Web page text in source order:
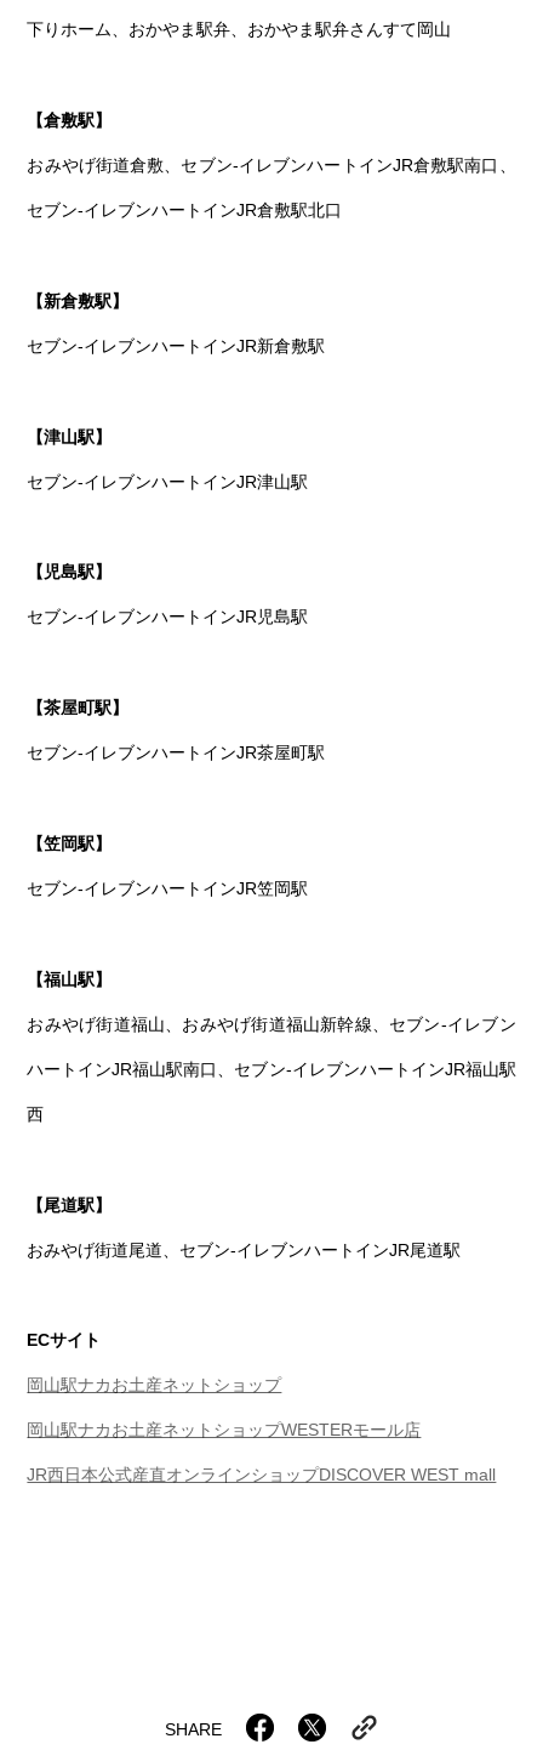
下りホーム、おかやま駅弁、おかやま駅弁さんすて岡山
【倉敷駅】
おみやげ街道倉敷、セブン-イレブンハートインJR倉敷駅南口、
セブン-イレブンハートインJR倉敷駅北口
【新倉敷駅】
セブン-イレブンハートインJR新倉敷駅
【津山駅】
セブン-イレブンハートインJR津山駅
【児島駅】
セブン-イレブンハートインJR児島駅
【茶屋町駅】
セブン-イレブンハートインJR茶屋町駅
【笠岡駅】
セブン-イレブンハートインJR笠岡駅
【福山駅】
おみやげ街道福山、おみやげ街道福山新幹線、セブン-イレブン
ハートインJR福山駅南口、セブン-イレブンハートインJR福山駅
西
【尾道駅】
おみやげ街道尾道、セブン-イレブンハートインJR尾道駅
ECサイト
岡山駅ナカお土産ネットショップ
岡山駅ナカお土産ネットショップWESTERモール店
JR西日本公式産直オンラインショップDISCOVER WEST mall
SHARE